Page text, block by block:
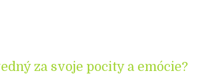
za svoje pocity a emócie?